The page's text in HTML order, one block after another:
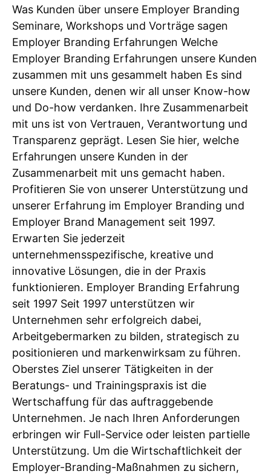
Was Kunden über unsere Employer Branding
Seminare, Workshops und Vorträge sagen
Employer Branding Erfahrungen Welche
Employer Branding Erfahrungen unsere Kunden
zusammen mit uns gesammelt haben Es sind
unsere Kunden, denen wir all unser Know-how
und Do-how verdanken. Ihre Zusammenarbeit
mit uns ist von Vertrauen, Verantwortung und
Transparenz geprägt. Lesen Sie hier, welche
Erfahrungen unsere Kunden in der
Zusammenarbeit mit uns gemacht haben.
Profitieren Sie von unserer Unterstützung und
unserer Erfahrung im Employer Branding und
Employer Brand Management seit 1997.
Erwarten Sie jederzeit
unternehmensspezifische, kreative und
innovative Lösungen, die in der Praxis
funktionieren. Employer Branding Erfahrung
seit 1997 Seit 1997 unterstützen wir
Unternehmen sehr erfolgreich dabei,
Arbeitgebermarken zu bilden, strategisch zu
positionieren und markenwirksam zu führen.
Oberstes Ziel unserer Tätigkeiten in der
Beratungs- und Trainingspraxis ist die
Wertschaffung für das auftraggebende
Unternehmen. Je nach Ihren Anforderungen
erbringen wir Full-Service oder leisten partielle
Unterstützung. Um die Wirtschaftlichkeit der
Employer-Branding-Maßnahmen zu sichern,